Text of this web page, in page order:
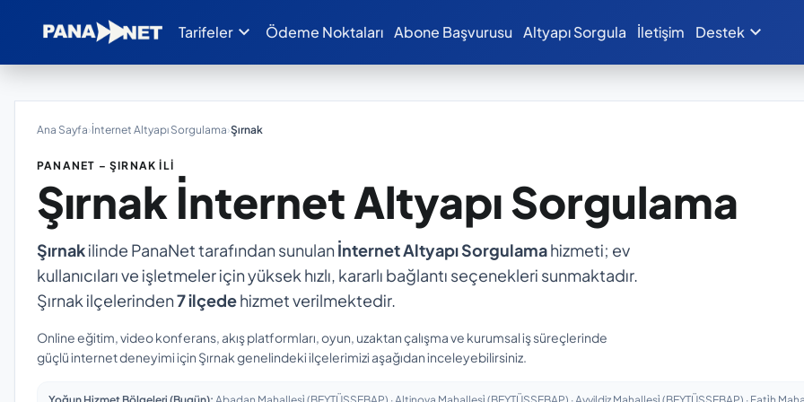
Tarifeler expand_more Ödeme Noktaları Abone Başvurusu Altyapı Sorgula İletişim Destek expand_more
Ana Sayfa›İnternet Altyapı Sorgulama›Şırnak
PANANET – ŞIRNAK İLI
Şırnakİnternet Altyapı Sorgulama
Şırnakilinde PanaNet tarafından sunulanİnternet Altyapı Sorgulamahizmeti; ev
kullanıcıları ve işletmeler için yüksek hızlı, kararlı bağlantı seçenekleri sunmaktadır.
Şırnak ilçelerinden7 ilçedehizmet verilmektedir.
Online eğitim, video konferans, akış platformları, oyun, uzaktan çalışma ve kurumsal iş süreçlerinde
güçlü internet deneyimi için Şırnak genelindeki ilçelerimizi aşağıdan inceleyebilirsiniz.